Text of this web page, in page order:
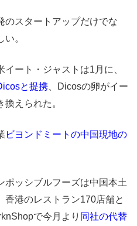
のスタートアップだけでな
。
ート・ジャストは1月に、
と提携 、Dicosの卵がイー
換えられた。
ビヨンドミートの中国現地の
ポッシブルフーズは中国本土
香港のレストラン170店舗と
で今月より 同社の代替